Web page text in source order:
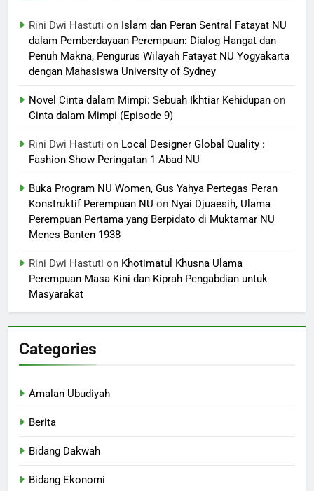
Rini Dwi Hastuti on Islam dan Peran Sentral Fatayat NU
dalam Pemberdayaan Perempuan: Dialog Hangat dan
Penuh Makna, Pengurus Wilayah Fatayat NU Yogyakarta
dengan Mahasiswa University of Sydney
Novel Cinta dalam Mimpi: Sebuah Ikhtiar Kehidupan on
Cinta dalam Mimpi (Episode 9)
Rini Dwi Hastuti on Local Designer Global Quality :
Fashion Show Peringatan 1 Abad NU
Buka Program NU Women, Gus Yahya Pertegas Peran
Konstruktif Perempuan NU on Nyai Djuaesih, Ulama
Perempuan Pertama yang Berpidato di Muktamar NU
Menes Banten 1938
Rini Dwi Hastuti on Khotimatul Khusna Ulama
Perempuan Masa Kini dan Kiprah Pengabdian untuk
Masyarakat
Categories
Amalan Ubudiyah
Berita
Bidang Dakwah
Bidang Ekonomi